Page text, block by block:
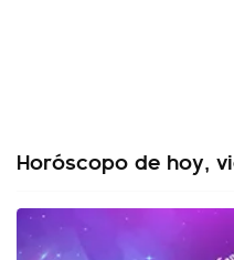
Horóscopo de hoy,